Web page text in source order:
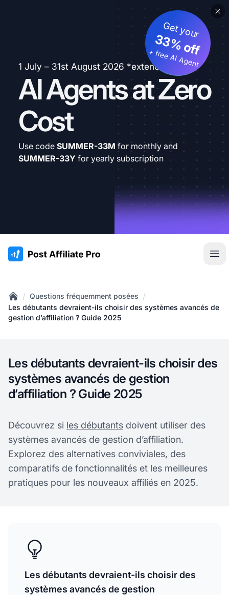
1 July – 31st August 2026 *extended
AI Agents at Zero
Cost
Get your
33% off
+ free AI Agent
Use code SUMMER-33M for monthly and
SUMMER-33Y for yearly subscription
:site.title
Home
/ Questions fréquemment posées /
Les débutants devraient-ils choisir des systèmes avancés de
gestion d’affiliation ? Guide 2025
Les débutants devraient-ils choisir des
systèmes avancés de gestion
d’affiliation ? Guide 2025
Découvrez si les débutants doivent utiliser des
systèmes avancés de gestion d’affiliation.
Explorez des alternatives conviviales, des
comparatifs de fonctionnalités et les meilleures
pratiques pour les nouveaux affiliés en 2025.
Les débutants devraient-ils choisir des
systèmes avancés de gestion